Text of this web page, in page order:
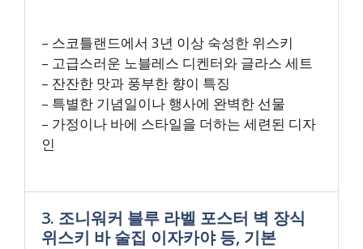
– 스코틀랜드에서 3년 이상 숙성한 위스키
– 고급스러운 노블레스 디켄터와 글라스 세트
– 잔잔한 맛과 풍부한 향이 특징
– 특별한 기념일이나 행사에 완벽한 선물
– 가정이나 바에 스타일을 더하는 세련된 디자
인
3. 조니워커 블루 라벨 포스터 벽 장식
위스키 바 술집 이자카야 등, 기본